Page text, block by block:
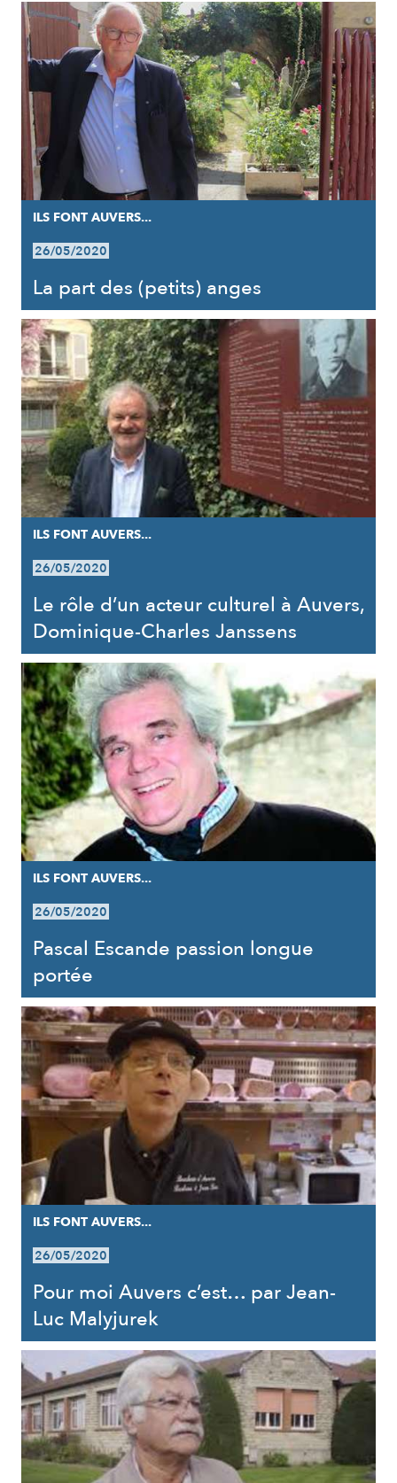
ILS FONT AUVERS...
26/05/2020
La part des (petits) anges
ILS FONT AUVERS...
26/05/2020
Le rôle d’un acteur culturel à Auvers,
Dominique-Charles Janssens
ILS FONT AUVERS...
26/05/2020
Pascal Escande passion longue
portée
ILS FONT AUVERS...
26/05/2020
Pour moi Auvers c’est… par Jean-
Luc Malyjurek